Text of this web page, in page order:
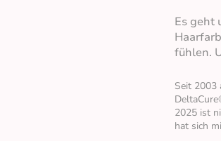
Es geht
fühlen.
Seit 2003
2025 ist
hat sich